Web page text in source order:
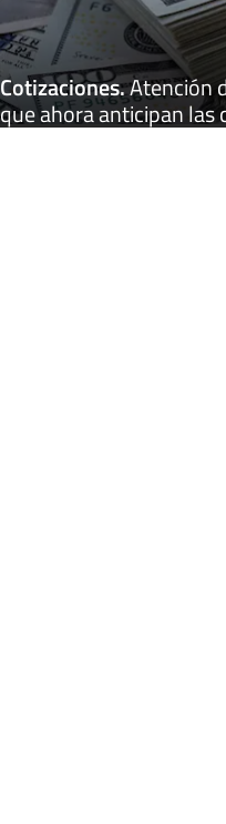
Cotizaciones.Atención
que ahora anticipan las